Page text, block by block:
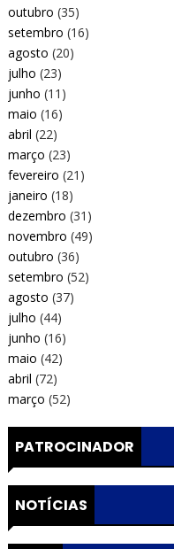
outubro (35)
setembro (16)
agosto (20)
julho (23)
junho (11)
maio (16)
abril (22)
março (23)
fevereiro (21)
janeiro (18)
dezembro (31)
novembro (49)
outubro (36)
setembro (52)
agosto (37)
julho (44)
junho (16)
maio (42)
abril (72)
março (52)
PATROCINADOR
NOTÍCIAS